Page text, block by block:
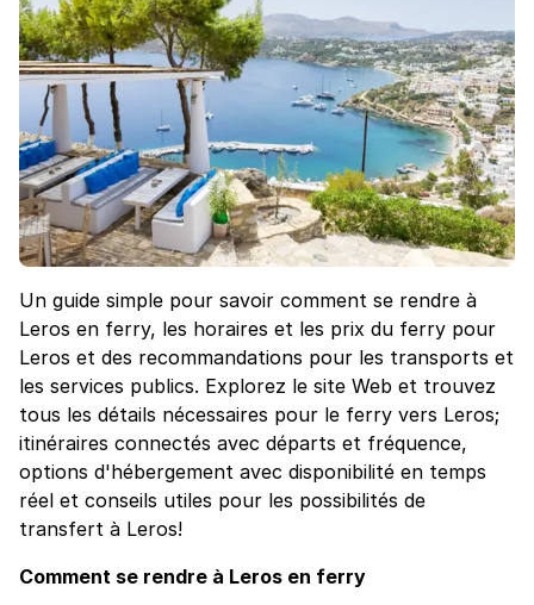
Un guide simple pour savoir comment se rendre à
Leros en ferry, les horaires et les prix du ferry pour
Leros et des recommandations pour les transports et
les services publics. Explorez le site Web et trouvez
tous les détails nécessaires pour le ferry vers Leros;
itinéraires connectés avec départs et fréquence,
options d'hébergement avec disponibilité en temps
réel et conseils utiles pour les possibilités de
transfert à Leros!
Comment se rendre à Leros en ferry